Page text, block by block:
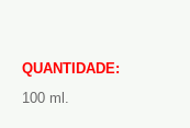
QUANTIDADE:
100 ml.